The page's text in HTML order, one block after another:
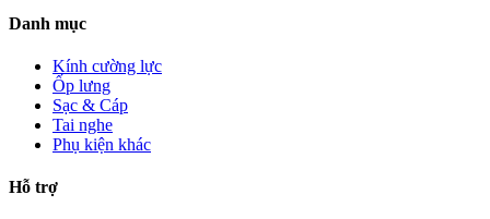
Danh mục
Kính cường lực
Ốp lưng
Sạc & Cáp
Tai nghe
Phụ kiện khác
Hỗ trợ